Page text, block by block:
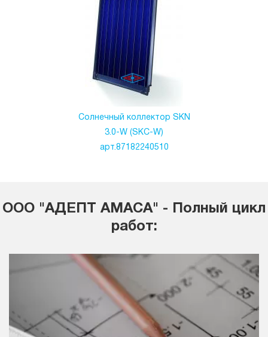
Солнечный коллектор SKN
3.0-W (SKC-W)
арт.87182240510
ООО "АДЕПТ АМАСА" - Полный цикл
работ: